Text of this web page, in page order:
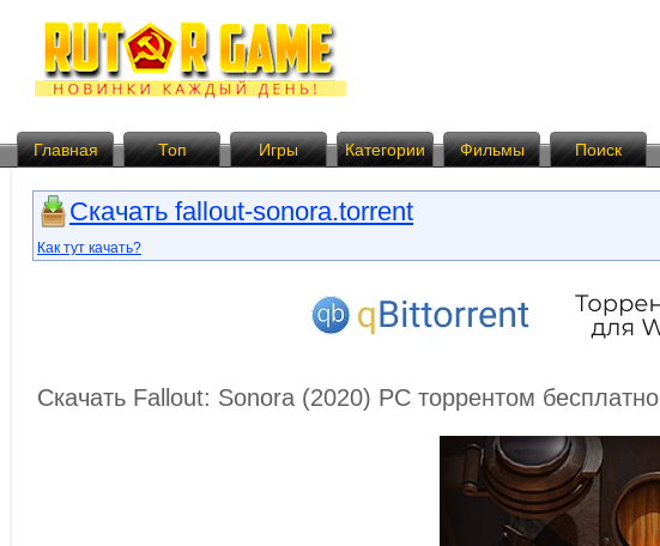
Главная Топ Игры Категории Фильмы Поиск
Скачать fallout-sonora.torrent
Как тут качать?
Скачать Fallout: Sonora (2020) PC торрентом бесплатно